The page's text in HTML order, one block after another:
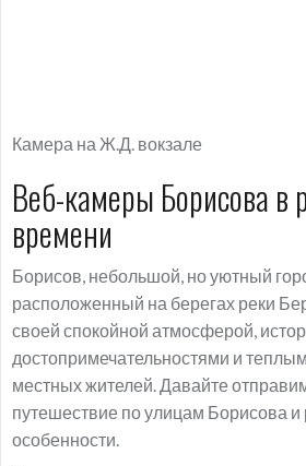
Камера на Ж.Д. вокзале
Веб-камеры Борисова в
времени
Борисов, небольшой, но уютный
расположенный на берегах реки
своей спокойной атмосферой,
достопримечательностями и
местных жителей. Давайте
путешествие по улицам Борисова и
особенности.